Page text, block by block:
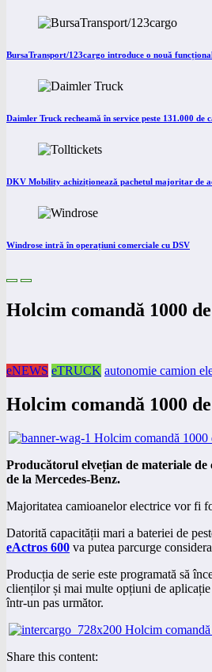
BursaTransport/123cargo introduce o nouă
Daimler Truck recheamă în service peste 131.000 de
DKV Mobility achiziționează pachetul majoritar de
Windrose intră în operațiuni comerciale cu DSV
Holcim comandă 1000
eNEWS eTRUCK autonomie camion
Holcim comandă 1000
Producătorul elvețian de materiale de
de la Mercedes-Benz.
Majoritatea camioanelor electrice vor fi
Datorită capacității mari a bateriei de
eActros 600 va putea parcurge
Producția de serie este programată să
clienților și mai multe opțiuni de
într-un pas următor.
Share this content: